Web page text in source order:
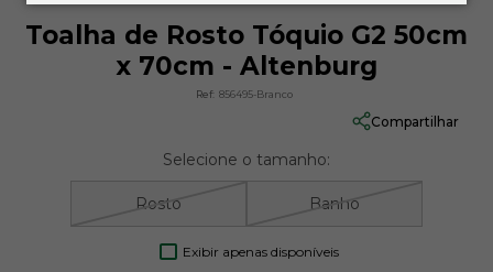
Toalha de Rosto Tóquio G2 50cm
x 70cm - Altenburg
Ref: 856495-Branco
Compartilhar
Selecione o tamanho:
Rosto Banho
Exibir apenas disponíveis